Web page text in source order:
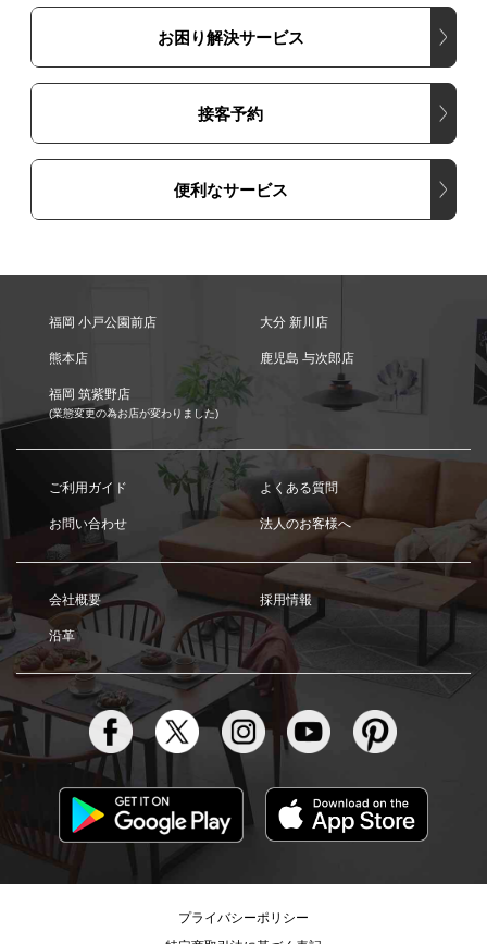
お困り解決サービス
接客予約
便利なサービス
福岡 小戸公園前店 大分 新川店
熊本店 鹿児島 与次郎店
福岡 筑紫野店
(業態変更の為お店が変わりました)
ご利用ガイド よくある質問
お問い合わせ 法人のお客様へ
会社概要 採用情報
沿革
プライバシーポリシー